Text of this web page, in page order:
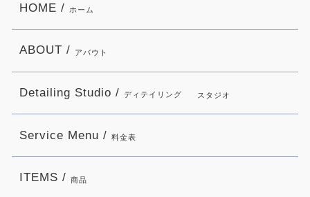
HOME / ホーム
ABOUT / アバウト
Detailing Studio / ディテイリング スタジオ
Service Menu / 料金表
ITEMS / 商品